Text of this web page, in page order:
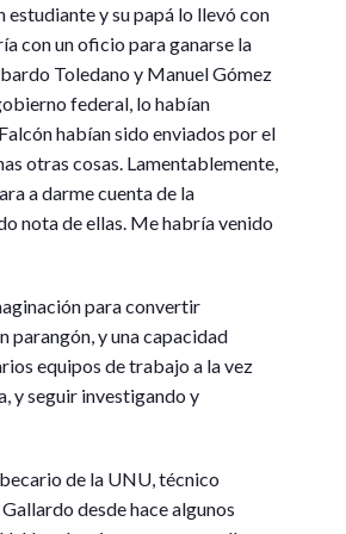
estudiante y su papá lo llevó con
con un oficio para ganarse la
Toledano y Manuel Gómez
federal, lo habían
habían sido enviados por el
otras cosas. Lamentablemente,
a darme cuenta de la
nota de ellas. Me habría venido
para convertir
parangón, y una capacidad
equipos de trabajo a la vez
y seguir investigando y
de la UNU, técnico
desde hace algunos